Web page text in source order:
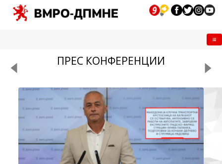
ПРЕС КОНФЕРЕНЦИИ